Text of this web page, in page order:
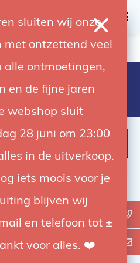
sluiten wij onze
met ontzettend veel
alle ontmoetingen,
en de fijne jaren
webshop sluit
28 juni om 23:00
in de uitverkoop.
iets moois voor je
blijven wij
en telefoon tot ±
voor alles. ❤️
with elinchrom